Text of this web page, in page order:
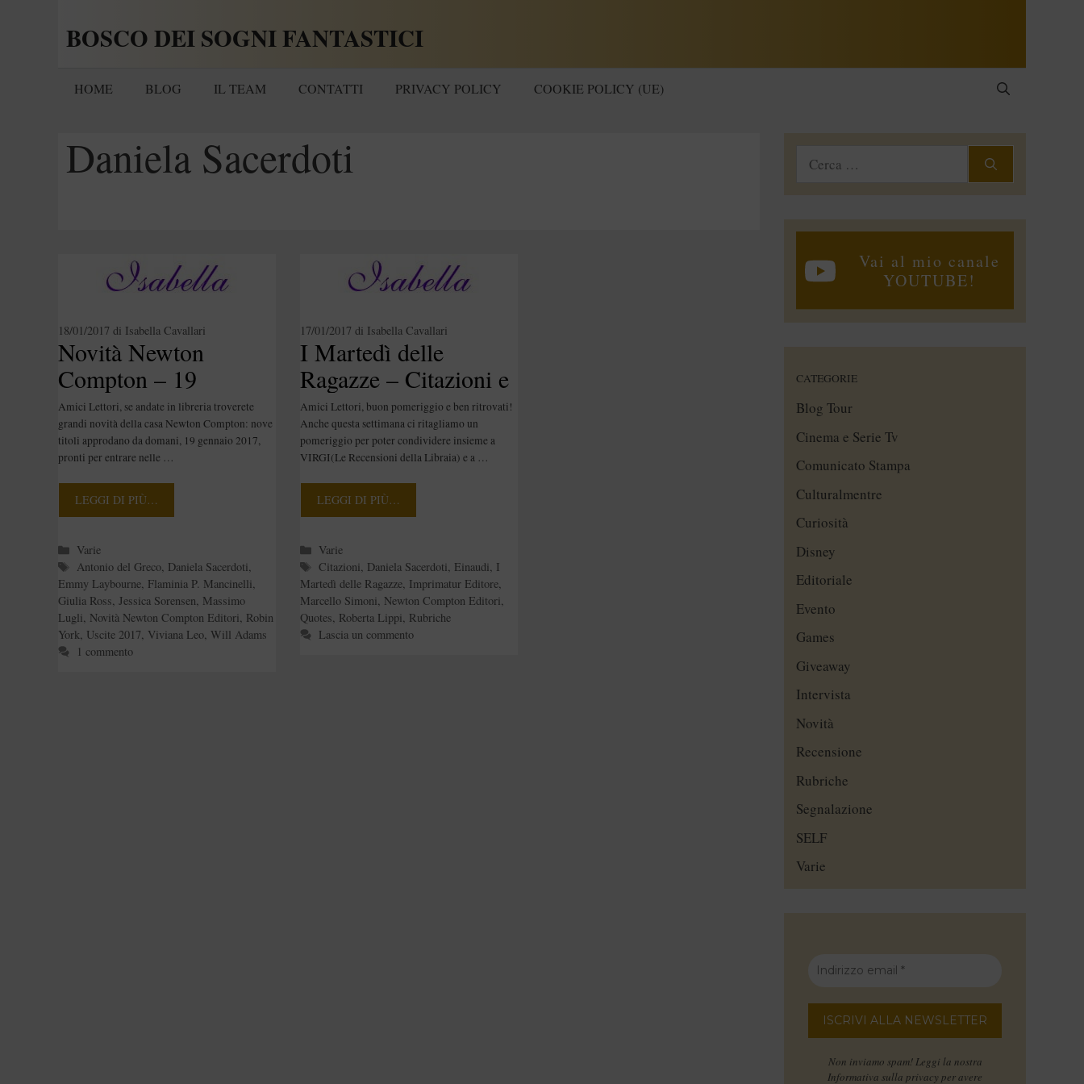
BOSCO DEI SOGNI FANTASTICI
HOME BLOG IL TEAM CONTATTI PRIVACY POLICY COOKIE POLICY (UE)
Daniela Sacerdoti
Novità Newton
Compton – 19
Gennaio 2017
18/01/2017 di Isabella Cavallari
Amici Lettori, se andate in libreria troverete
grandi novità della casa Newton Compton: nove
titoli approdano da domani, 19 gennaio 2017,
pronti per entrare nelle …
LEGGI DI PIÙ…
Categorie
Varie
Tag
Antonio del Greco, Daniela Sacerdoti,
Emmy Laybourne, Flaminia P. Mancinelli,
Giulia Ross, Jessica Sorensen, Massimo
Lugli, Novità Newton Compton Editori, Robin
York, Uscite 2017, Viviana Leo, Will Adams
1 commento
I Martedì delle
Ragazze – Citazioni e
Tazze di The #40
17/01/2017 di Isabella Cavallari
Amici Lettori, buon pomeriggio e ben ritrovati!
Anche questa settimana ci ritagliamo un
pomeriggio per poter condividere insieme a
VIRGI(Le Recensioni della Libraia) e a …
LEGGI DI PIÙ…
Categorie
Varie
Tag
Citazioni, Daniela Sacerdoti, Einaudi, I
Martedì delle Ragazze, Imprimatur Editore,
Marcello Simoni, Newton Compton Editori,
Quotes, Roberta Lippi, Rubriche
Lascia un commento
Ricerca
Vai al mio canale
YOUTUBE!
CATEGORIE
Blog Tour
Cinema e Serie Tv
Comunicato Stampa
Culturalmentre
Curiosità
Disney
Editoriale
Evento
Games
Giveaway
Intervista
Novità
Recensione
Rubriche
Segnalazione
SELF
Varie
Non inviamo spam! Leggi la nostra
Informativa sulla privacy per avere